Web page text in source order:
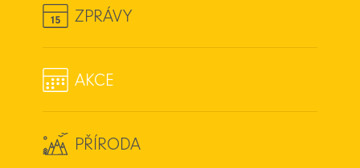
ZPRÁVY
AKCE
PŘÍRODA